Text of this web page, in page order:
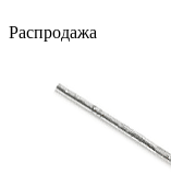
Распродажа